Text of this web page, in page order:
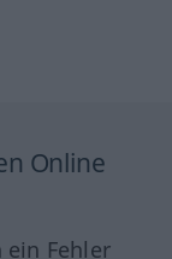
Online
ein Fehler